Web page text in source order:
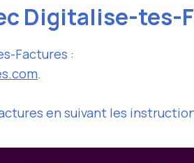
Digitalise-tes-
Factures :
.
en suivant les